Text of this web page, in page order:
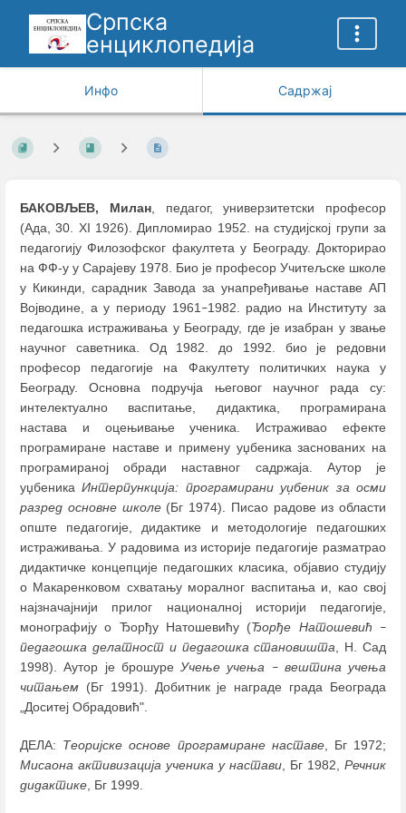
Српска
енциклопедија
Инфо Садржај
БАКОВЉЕВ, Милан, педагог, универзитетски професор
(Ада, 30. XI 1926). Дипломирао 1952. на студијској групи за
педагогију Филозофског факултета у Београду. Докторирао
на ФФ-у у Сарајеву 1978. Био је професор Учитељске школе
у Кикинди, сарадник Завода за унапређивање наставе АП
Војводине, а у периоду 1961–1982. радио на Институту за
педагошка истраживања у Београду, где је изабран у звање
научног саветника. Од 1982. до 1992. био је редовни
професор педагогије на Факултету политичких наука у
Београду. Основна подручја његовог научног рада су:
интелектуално васпитање, дидактика, програмирана
настава и оцењивање ученика. Истраживао ефекте
програмиране наставе и примену уџбеника заснованих на
програмираној обради наставног садржаја. Аутор је
уџбеникаИнтерпункција: програмирани уџбеник за осми
разред основне школе(Бг 1974). Писао радове из области
опште педагогије, дидактике и методологије педагошких
истраживања. У радовима из историје педагогије разматрао
дидактичке концепције педагошких класика, објавио студију
о Макаренковом схватању моралног васпитања и, као свој
најзначајнији прилог националној историји педагогије,
монографију о Ђорђу Натошевићу (Ђорђе Натошевић –
педагошка делатност и педагошка становишта, Н. Сад
1998). Аутор је брошуре Учење учења –вештина учења
читањем (Бг 1991). Добитник је награде града Београда
„Доситеј Обрадовић".
ДЕЛА: Теоријске основе програмиране наставе, Бг 1972;
Мисаона активизација ученика у настави , Бг 1982, Речник
дидактике , Бг 1999.